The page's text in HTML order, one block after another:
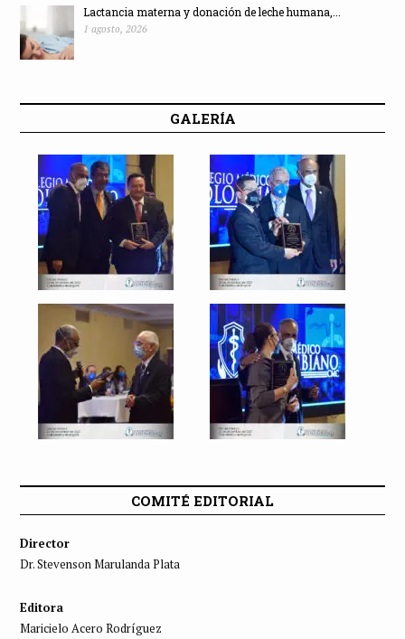
Lactancia materna y donación de leche humana,...
1 agosto, 2026
GALERÍA
COMITÉ EDITORIAL
Director
Dr. Stevenson Marulanda Plata
Editora
Maricielo Acero Rodríguez